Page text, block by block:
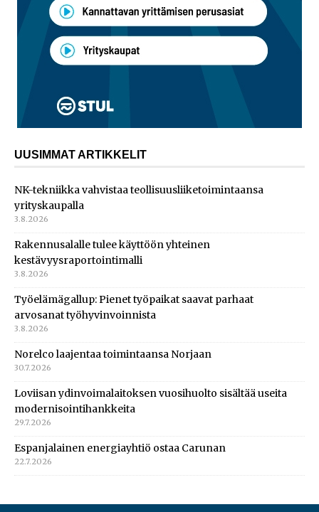
UUSIMMAT ARTIKKELIT
NK-tekniikka vahvistaa teollisuusliiketoimintaansa
yrityskaupalla
3.8.2026
Rakennusalalle tulee käyttöön yhteinen
kestävyysraportointimalli
3.8.2026
Työelämägallup: Pienet työpaikat saavat parhaat
arvosanat työhyvinvoinnista
3.8.2026
Norelco laajentaa toimintaansa Norjaan
30.7.2026
Loviisan ydinvoimalaitoksen vuosihuolto sisältää useita
modernisointihankkeita
29.7.2026
Espanjalainen energiayhtiö ostaa Carunan
22.7.2026